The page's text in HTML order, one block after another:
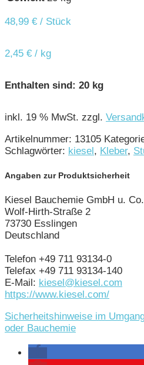
48,99 € / Stück
2,45 € / kg
Enthalten sind: 20 kg
inkl. 19 % MwSt. zzgl.
Artikelnummer: 13105
Schlagwörter: kiesel, Kleber,
Angaben zur Produktsicherheit
Kiesel Bauchemie GmbH u.
Wolf-Hirth-Straße 2
73730 Esslingen
Deutschland
Telefon +49 711 93134-0
Telefax +49 711 93134-140
E-Mail: kiesel@kiesel.com
https://www.kiesel.com/
Sicherheitshinweise im
oder Bauchemie